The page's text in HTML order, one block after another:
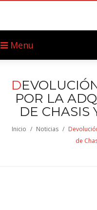
Menu
D
POR LA
DE CHASIS
Inicio / Noticias /
de